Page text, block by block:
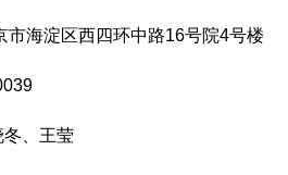
市海淀区西四环中路16号院4号楼
、王莹